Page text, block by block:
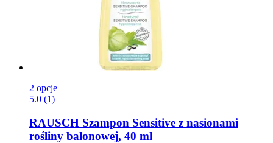
2 opcje
5.0 (1)
RAUSCH Szampon Sensitive z nasionami
rośliny balonowej, 40 ml